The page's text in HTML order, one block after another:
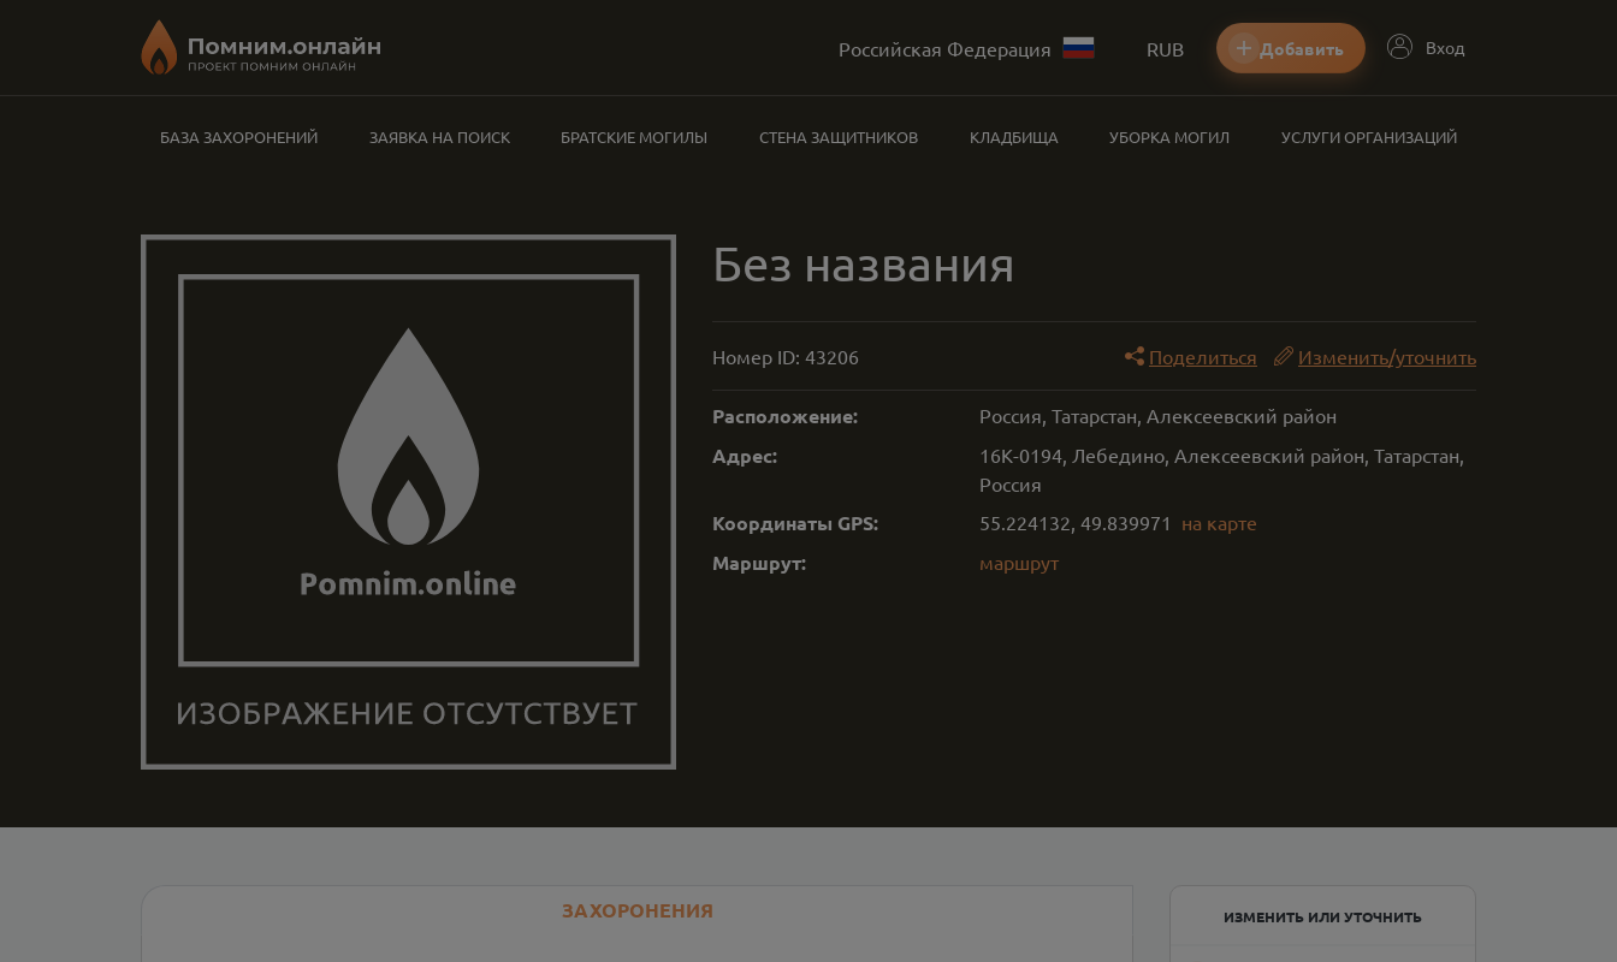
Российская Федерация RUB Добавить Вход
БАЗА ЗАХОРОНЕНИЙ ЗАЯВКА НА ПОИСК БРАТСКИЕ МОГИЛЫ СТЕНА ЗАЩИТНИКОВ КЛАДБИЩА УБОРКА МОГИЛ УСЛУГИ ОРГАНИЗАЦИЙ
Без названия
Номер ID: 43206 Поделиться Изменить/уточнить
Расположение: Россия, Татарстан, Алексеевский район
Адрес:
16К-0194, Лебедино, Алексеевский район, Татарстан,
Россия
Координаты GPS: 55.224132, 49.839971 на карте
Маршрут: маршрут
ЗАХОРОНЕНИЯ ИЗМЕНИТЬ ИЛИ УТОЧНИТЬ